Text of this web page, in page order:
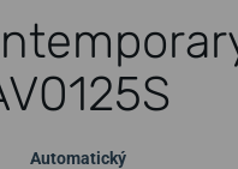
Automatický